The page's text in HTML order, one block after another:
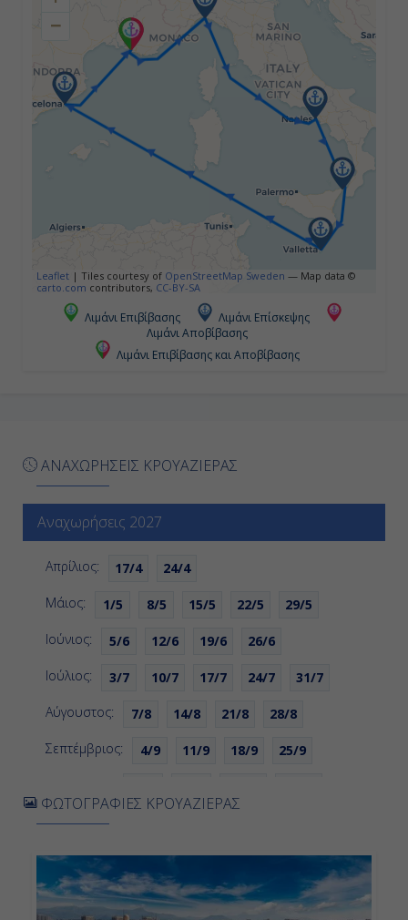
Ημέρα 4η
Μεσσίνα (Σικελία), Ιταλία
09:00
19:00
Ημέρα 5η
Βαλέτα, Μάλτα
17:00
Ημέρα 6η
Ημέρα 7η
Μασσαλία, Γαλλία
−
Leaflet | Tiles courtesy of OpenStreetMap Sweden — Map data ©
carto.com contributors, CC-BY-SA
Λιμάνι Επιβίβασης
Λιμάνι Επίσκεψης
Λιμάνι Αποβίβασης
Λιμάνι Επιβίβασης και Αποβίβασης
ΑΝΑΧΩΡΗΣΕΙΣ ΚΡΟΥΑΖΙΕΡΑΣ
Αναχωρήσεις 2027
Απρίλιος: 17/4
24/4
Μάιος:
1/5 8/5 15/5 22/5
29/5
Ιούνιος:
5/6 12/6 19/6
26/6
Ιούλιος:
3/7 10/7 17/7 24/7
31/7
Αύγουστος:
7/8 14/8 21/8
28/8
Σεπτέμβριος:
4/9 11/9 18/9
25/9
ΦΩΤΟΓΡΑΦΙΕΣ ΚΡΟΥΑΖΙΕΡΑΣ